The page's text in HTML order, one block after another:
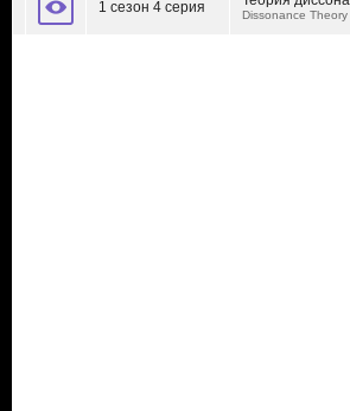
1 сезон 4 серия Dissonance Theory